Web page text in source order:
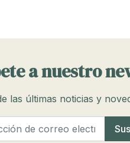
a nuestro
las últimas noticias y